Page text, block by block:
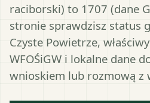
raciborski) to 1707 (dane
stronie sprawdzisz status
Czyste Powietrze,
WFOŚiGW i lokalne dane
wnioskiem lub rozmową z